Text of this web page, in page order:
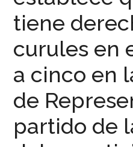
tiene
curules en
a cinco en
de
partido de